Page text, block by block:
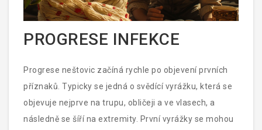
PROGRESE INFEKCE
Progrese neštovic začíná rychle po objevení prvních
příznaků. Typicky se jedná o svědící vyrážku, která se
objevuje nejprve na trupu, obličeji a ve vlasech, a
následně se šíří na extremity. První vyrážky se mohou